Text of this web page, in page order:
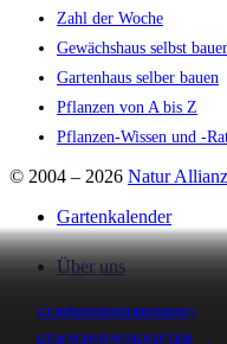
GEWÄCHSHAUS
GEWÄCHSHAUS
GEWÄCHSHAUS
GEMÜSEGEWÄCHSHAUS
GEWÄCHSHAUS
GEWÄCHSHAUS
GEWÄCHSHAUS
GEWÄCHSHAUS
GEWÄCHSHAUSKRÄUTER
GEWÄCHSHAUSPFLANZEN
GEMÜSEGEWÄCHSHAUS
GEWÄCHSHAUSKRÄUTER
Zahl der Woche
Gewächshaus selbst
Gartenhaus selber bauen
Pflanzen von A bis Z
Pflanzen-Wissen und -
© 2004 – 2026 Natur Allianz
Gartenkalender
Über uns
Gastautor werden